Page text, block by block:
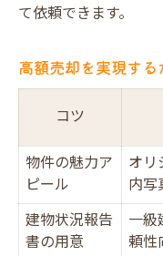
て依頼できます。
高額売却を実現する
コツ
物件の魅力ア
ピール
オリ
内写
建物状況報告
書の用意
一級
頼性